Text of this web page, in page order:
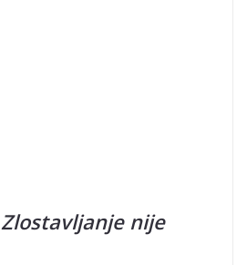
Zlostavljanje nije